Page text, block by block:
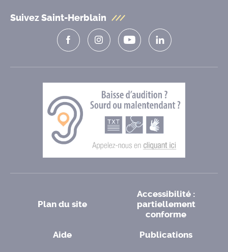
Suivez Saint-Herblain
Plan du site
Accessibilité :
partiellement
conforme
Aide
Publications